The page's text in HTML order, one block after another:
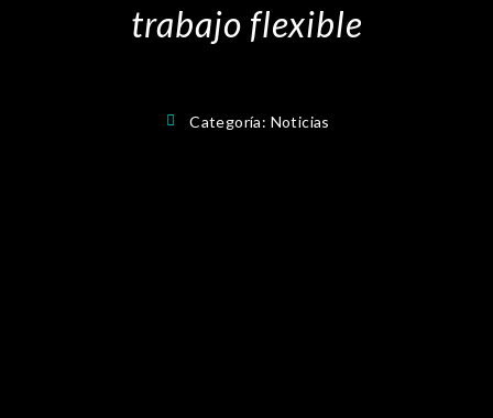
trabajo flexible
Categoría: Noticias